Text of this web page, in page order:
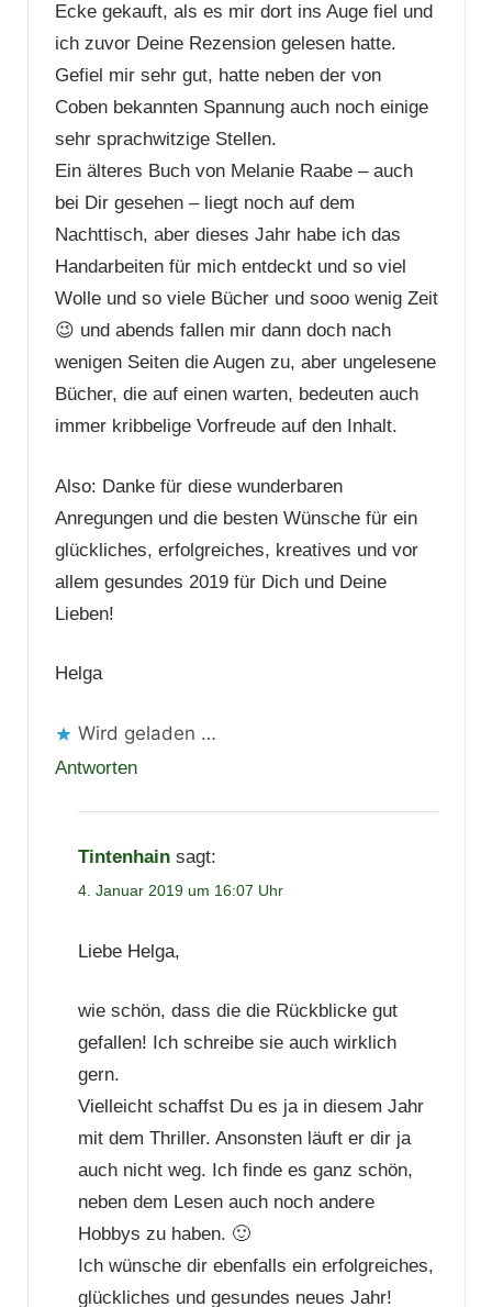
Ecke gekauft, als es mir dort ins Auge fiel und
ich zuvor Deine Rezension gelesen hatte.
Gefiel mir sehr gut, hatte neben der von
Coben bekannten Spannung auch noch einige
sehr sprachwitzige Stellen.
Ein älteres Buch von Melanie Raabe – auch
bei Dir gesehen – liegt noch auf dem
Nachttisch, aber dieses Jahr habe ich das
Handarbeiten für mich entdeckt und so viel
Wolle und so viele Bücher und sooo wenig Zeit
😉 und abends fallen mir dann doch nach
wenigen Seiten die Augen zu, aber ungelesene
Bücher, die auf einen warten, bedeuten auch
immer kribbelige Vorfreude auf den Inhalt.
Also: Danke für diese wunderbaren
Anregungen und die besten Wünsche für ein
glückliches, erfolgreiches, kreatives und vor
allem gesundes 2019 für Dich und Deine
Lieben!
Helga
Wird geladen …
Antworten
Tintenhain sagt:
4. Januar 2019 um 16:07 Uhr
Liebe Helga,
wie schön, dass die die Rückblicke gut
gefallen! Ich schreibe sie auch wirklich
gern.
Vielleicht schaffst Du es ja in diesem Jahr
mit dem Thriller. Ansonsten läuft er dir ja
auch nicht weg. Ich finde es ganz schön,
neben dem Lesen auch noch andere
Hobbys zu haben. 🙂
Ich wünsche dir ebenfalls ein erfolgreiches,
glückliches und gesundes neues Jahr!